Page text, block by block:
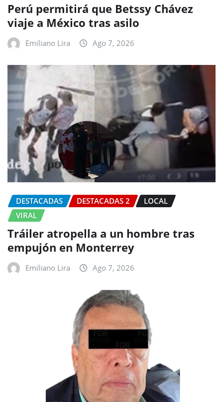
Perú permitirá que Betssy Chávez
viaje a México tras asilo
Emiliano Lira Ago 7, 2026
DESTACADAS DESTACADAS 2
LOCAL
VIRAL
Tráiler atropella a un hombre tras
empujón en Monterrey
Emiliano Lira Ago 7, 2026